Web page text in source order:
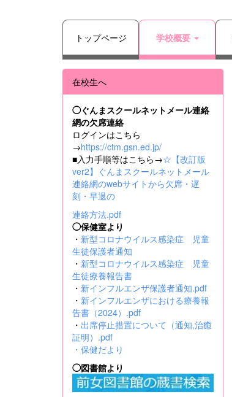
トップページ 学校概要
在校生へ
◯ぐんまスクールネットメール連絡
網の欠席連絡
ログインはこちら
→https://ctm.gsn.ed.jp/
■入力手順等はこちら→☆【改訂版
ver2】ぐんまスクールネットメール
連絡網のwebサイトから欠席・遅
刻・早退の
連絡方法.pdf
◯保健室より
・ 新型コロナウイルス感染症 児童
生徒保護者通知
・ 新型コロナウイルス感染症 児童
生徒療養報告書
・ 新インフルエンザ保護者通知.pdf
・ 新インフルエンザにおける療養報
告書（2024）.pdf
・ 出席停止措置について（通知,治癒
証明）.pdf
・ 保健だより
◯図書館より